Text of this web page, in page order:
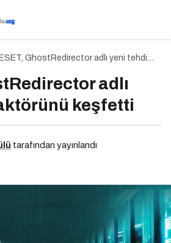
GhostRedirector adlı yeni tehdit
adlı
keşfetti
tarafından yayınlandı
Siber Güvenlik Karnesi Zayıf